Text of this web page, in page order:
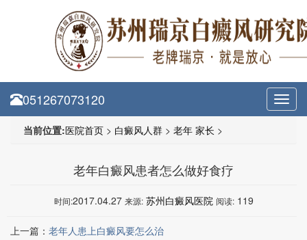
051267073120
当前位置:医院首页 > 白癜风人群 > 老年 家长 >
老年白癜风患者怎么做好食疗
时间:2017.04.27 来源: 苏州白癜风医院 阅读: 119
上一篇： 老年人患上白癜风要怎么治